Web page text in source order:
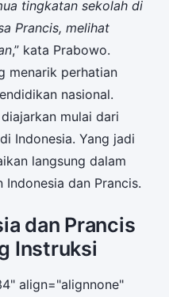
tingkatan sekolah di
Prancis, melihat
,” kata Prabowo.
menarik perhatian
nasional.
mulai dari
Indonesia. Yang jadi
langsung dalam
dan Prancis.
dan Prancis
Instruksi
align="alignnone"